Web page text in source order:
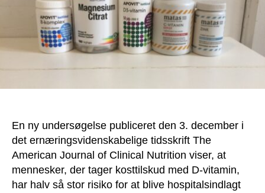
med
halveret
risiko
for
indlagt
19
En ny undersøgelse publiceret den 3. december i
det ernæringsvidenskabelige tidsskrift The
American Journal of Clinical Nutrition viser, at
mennesker, der tager kosttilskud med D-vitamin,
har halv så stor risiko for at blive hospitalsindlagt